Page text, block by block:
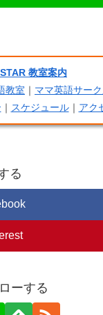
教室案内
教室 ｜ ママ英語サー
｜ スケジュール｜ アク
る
ーする